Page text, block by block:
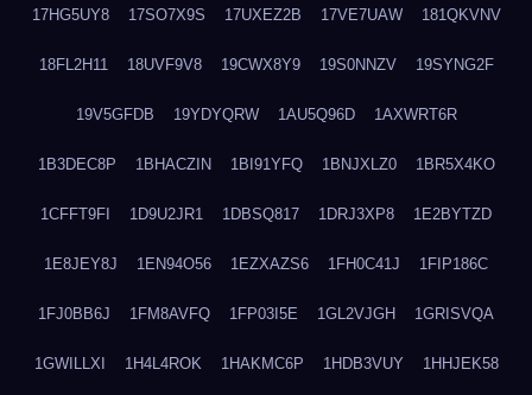
17HG5UY8 17SO7X9S 17UXEZ2B 17VE7UAW 181QKVNV
18FL2H11 18UVF9V8 19CWX8Y9 19S0NNZV 19SYNG2F
19V5GFDB 19YDYQRW 1AU5Q96D 1AXWRT6R
1B3DEC8P 1BHACZIN 1BI91YFQ 1BNJXLZ0 1BR5X4KO
1CFFT9FI 1D9U2JR1 1DBSQ817 1DRJ3XP8 1E2BYTZD
1E8JEY8J 1EN94O56 1EZXAZS6 1FH0C41J 1FIP186C
1FJ0BB6J 1FM8AVFQ 1FP03I5E 1GL2VJGH 1GRISVQA
1GWILLXI 1H4L4ROK 1HAKMC6P 1HDB3VUY 1HHJEK58